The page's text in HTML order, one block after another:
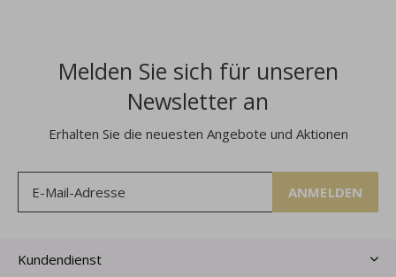
Melden Sie sich für unseren
Newsletter an
Erhalten Sie die neuesten Angebote und Aktionen
ANMELDEN
Kundendienst